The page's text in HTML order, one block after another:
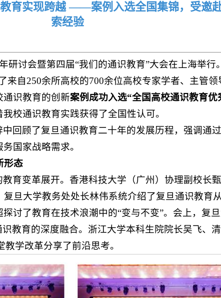
育实现跨越 ——案例入选全国集锦，受邀
索经验
研讨会暨第四届“我们的通识教育”大会在上海举行
来自250余所高校的700余位高校专家学者、主管
识教育的创新案例成功入选“全国高校通识教育优
校通识教育实践获得了全国性认可。
回顾了复旦通识教育二十年的发展历程，强调通
国家战略需求。
形态
育变革展开。香港科技大学（广州）协理副校长
旦大学教务处处长林伟系统介绍了复旦通识教育
讨了教育在技术浪潮中的“变与不变”。会上，复
教育的深度融合。浙江大学本科生院院长吴飞、
学改革分享了前沿思考。